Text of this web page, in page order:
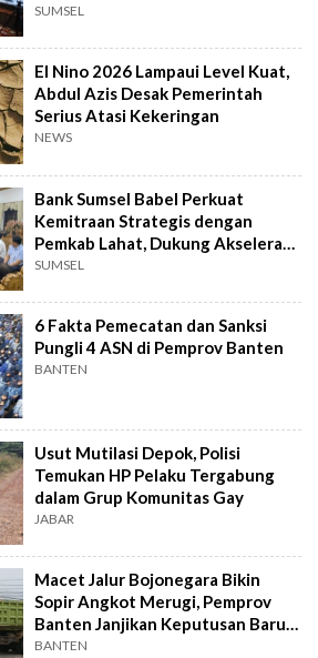
SUMSEL
El Nino 2026 Lampaui Level Kuat,
Abdul Azis Desak Pemerintah
Serius Atasi Kekeringan
NEWS
Bank Sumsel Babel Perkuat
Kemitraan Strategis dengan
Pemkab Lahat, Dukung Akselerasi
Ekonomi Daerah
SUMSEL
6 Fakta Pemecatan dan Sanksi
Pungli 4 ASN di Pemprov Banten
BANTEN
Usut Mutilasi Depok, Polisi
Temukan HP Pelaku Tergabung
dalam Grup Komunitas Gay
JABAR
Macet Jalur Bojonegara Bikin
Sopir Angkot Merugi, Pemprov
Banten Janjikan Keputusan Baru 4
Hari Lagi
BANTEN